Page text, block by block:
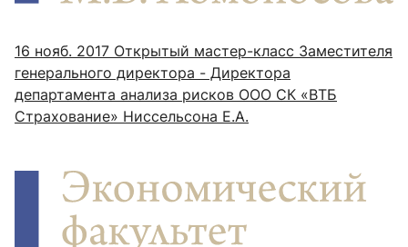
16 нояб. 2017 Открытый мастер-класс Заместителя
генерального директора - Директора
департамента анализа рисков ООО СК «ВТБ
Страхование» Ниссельсона Е.А.